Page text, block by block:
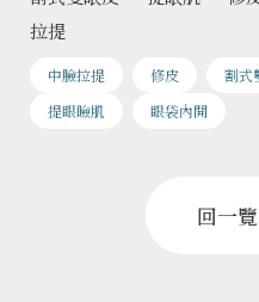
拉提
中臉拉提 修皮 割式
提眼瞼肌
眼袋內開
回一